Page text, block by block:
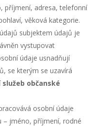
příjmení, adresa, telefonní
věková kategorie.
subjektem údajů je
vystupovat
údaje usnadňují
se kterým se uzavírá
občanské
osobní údaje
– jméno, příjmení, rodné